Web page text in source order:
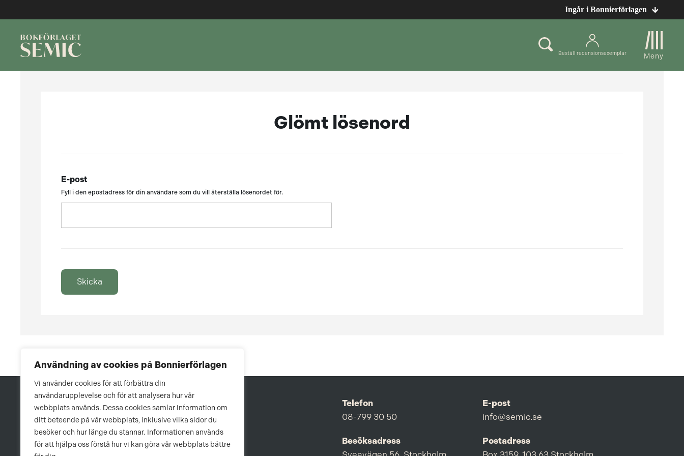
Användning av cookies på Bonnierförlagen
Vi använder cookies för att förbättra din
användarupplevelse och för att analysera hur vår
webbplats används. Dessa cookies samlar information om
ditt beteende på vår webbplats, inklusive vilka sidor du
besöker och hur länge du stannar. Informationen används
för att hjälpa oss förstå hur vi kan göra vår webbplats bättre
Ingår i Bonnierförlagen
Beställ recensionsexemplar Meny
Glömt lösenord
E-post
Fyll i den epostadress för din användare som du vill återställa lösenordet för.
Skicka
Telefon
08-799 30 50
E-post
info@semic.se
Besöksadress
Postadress